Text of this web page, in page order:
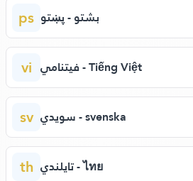
ps بشتو - پښتو
vi فيتنامي - Tiếng Việt
sv سويدي - svenska
th تايلندي - ไทย